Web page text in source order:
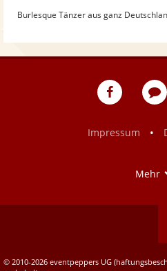
Burlesque Tänzer aus ganz
Impressum
•
Mehr
© 2010-2026 eventpeppers UG